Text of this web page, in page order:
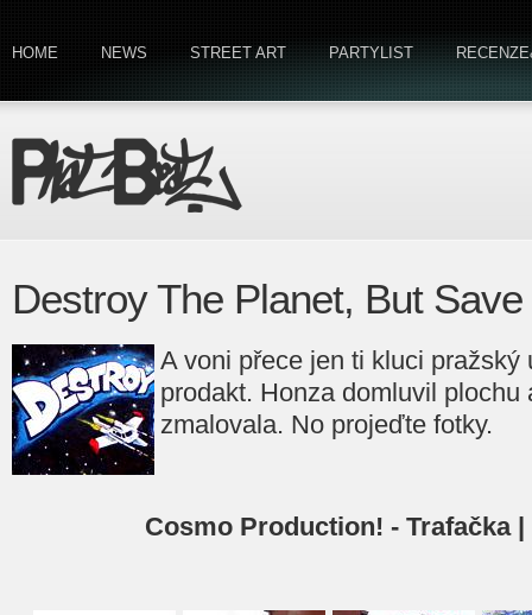
HOME NEWS STREET ART PARTYLIST
Destroy The Planet, But
A voni přece jen ti kluci pražský
prodakt. Honza domluvil plochu
zmalovala. No projeďte fotky.
Cosmo Production! - Trafačka